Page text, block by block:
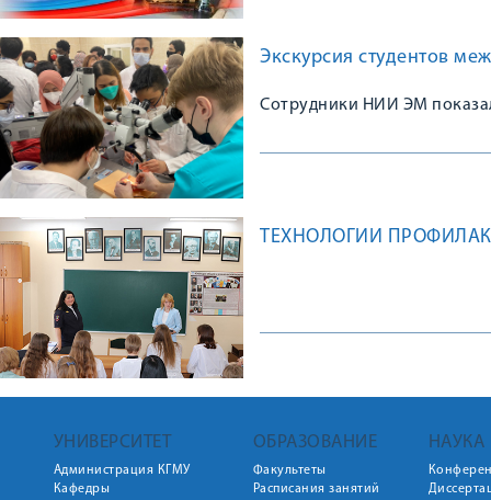
Экскурсия студентов
Сотрудники НИИ ЭМ
ТЕХНОЛОГИИ
УНИВЕРСИТЕТ
Администрация КГМУ
Кафедры
ОБРАЗОВАНИЕ
Факультеты
Расписания занятий
НАУКА